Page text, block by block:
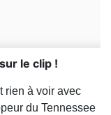
le clip !
rien à voir avec
du Tennessee